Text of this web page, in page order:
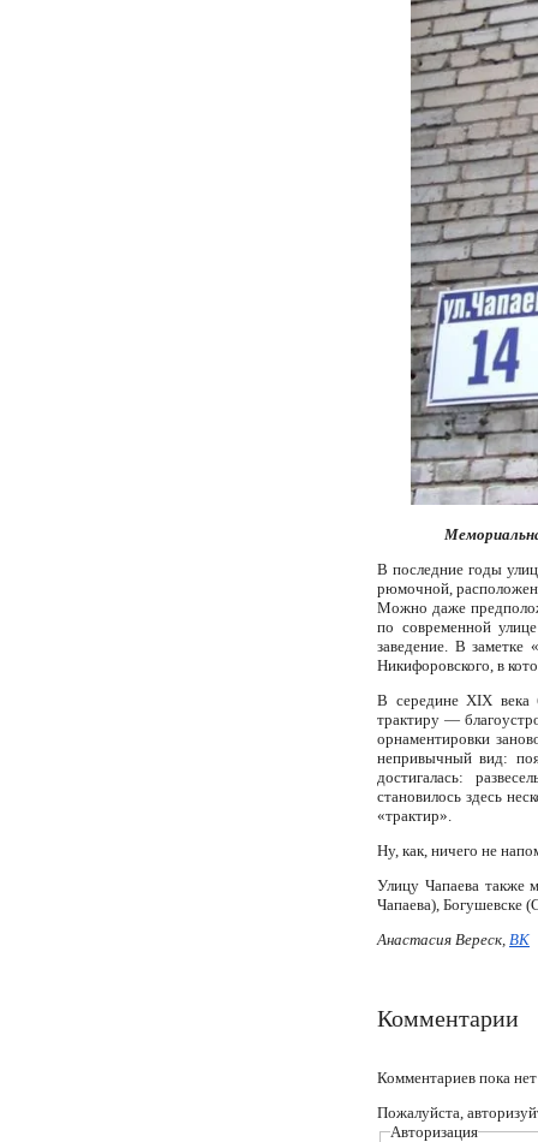
В последние годы
рюмочной,
Можно даже
по современной
заведение. В заметке
Никифоровского, в
В середине XIX века
трактиру —
орнаментировки
непривычный вид:
достигалась:
становилось здесь
«трактир».
Ну, как, ничего не
Улицу Чапаева также
Чапаева), Богушевске
Анастасия Вереск, ВК
Комментарии
Комментариев пока нет
Пожалуйста,
Авторизация